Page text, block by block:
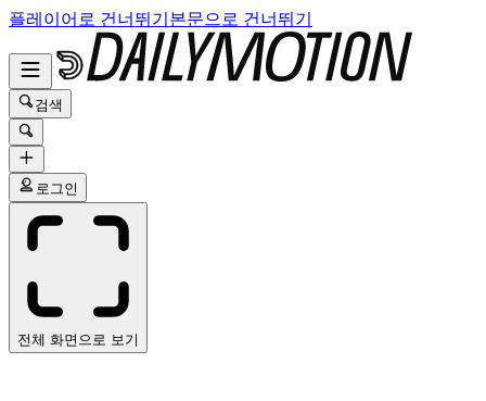
플레이어로 건너뛰기 본문으로 건너뛰기
검색
로그인
전체 화면으로 보기